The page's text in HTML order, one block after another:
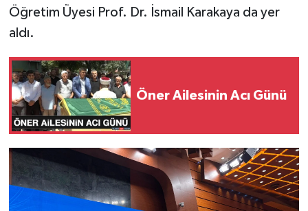
Öğretim Üyesi Prof. Dr. İsmail Karakaya da yer
aldı.
Öner Ailesinin Acı Günü